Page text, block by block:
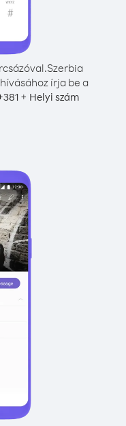
Szerbia
írja be a
381 + Helyi szám